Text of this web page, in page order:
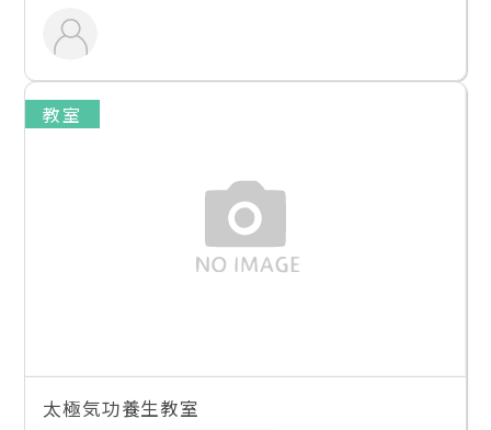
教室
太極気功養生教室